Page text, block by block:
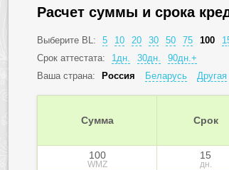
Расчет суммы и срока
Выберите BL: 5 10 20 30 50 75 100
Срок аттестата:
1дн. 30дн.
90дн.+
Ваша страна:
Россия Беларусь Другая
Сумма Срок
100
WMZ
15
дн.